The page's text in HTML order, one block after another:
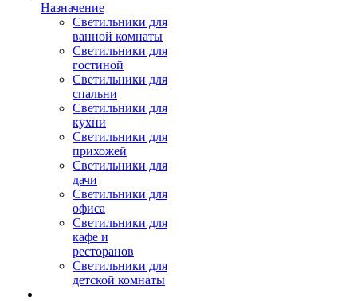
Назначение
Светильники для
ванной комнаты
Светильники для
гостиной
Светильники для
спальни
Светильники для
кухни
Светильники для
прихожей
Светильники для
дачи
Светильники для
офиса
Светильники для
кафе и
ресторанов
Светильники для
детской комнаты